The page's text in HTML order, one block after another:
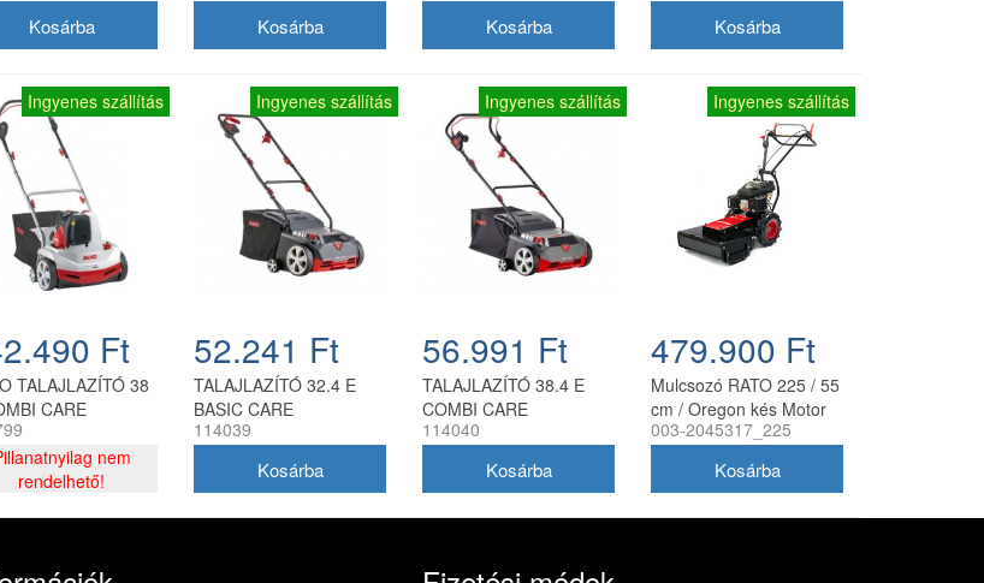
Ingyenes szállítás
Ft
TALAJLAZÍTÓ 38
CARE
nem
rendelhető!
Ingyenes szállítás
52.241 Ft
TALAJLAZÍTÓ 32.4 E
BASIC CARE
114039
Ingyenes szállítás
56.991 Ft
TALAJLAZÍTÓ 38.4 E
COMBI CARE
114040
Ingyenes szállítás
479.900 Ft
Mulcsozó RATO 225 / 55
cm / Oregon kés Motor
Jikov
003-2045317_225